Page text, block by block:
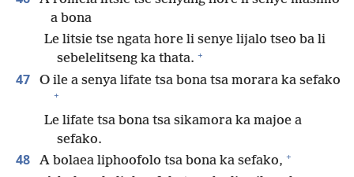
a bona
Le litsie tse ngata hore li senye lijalo tseo ba li
sebelelitseng ka thata. +
47 O ile a senya lifate tsa bona tsa morara ka sefako
+
Le lifate tsa bona tsa sikamora ka majoe a
sefako.
48 A bolaea liphoofolo tsa bona ka sefako, +